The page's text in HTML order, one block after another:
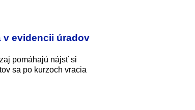
v evidencii úradov
pomáhajú nájsť si
sa po kurzoch vracia